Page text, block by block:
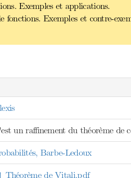
Exemples et applications.
fonctions. Exemples et contre-
un raffinement du théorème de
Barbe-Ledoux
Théorème de Vitali.pdf